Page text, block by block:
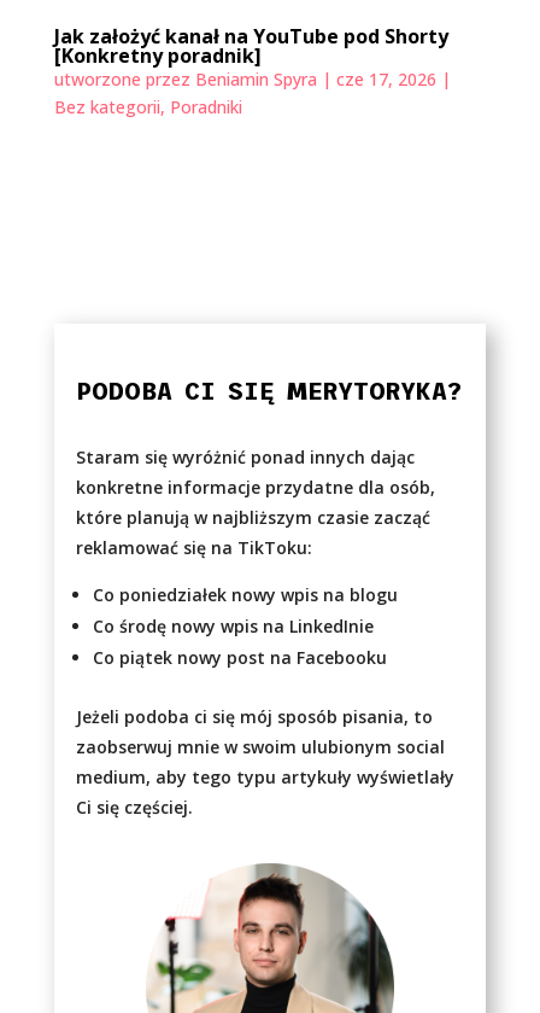
Jak założyć kanał na YouTube pod Shorty
[Konkretny poradnik]
utworzone przez Beniamin Spyra | cze 17, 2026 |
Bez kategorii, Poradniki
PODOBA CI SIĘ MERYTORYKA?
Staram się wyróżnić ponad innych dając
konkretne informacje przydatne dla osób,
które planują w najbliższym czasie zacząć
reklamować się na TikToku:
Co poniedziałek nowy wpis na blogu
Co środę nowy wpis na LinkedInie
Co piątek nowy post na Facebooku
Jeżeli podoba ci się mój sposób pisania, to
zaobserwuj mnie w swoim ulubionym social
medium, aby tego typu artykuły wyświetlały
Ci się częściej.